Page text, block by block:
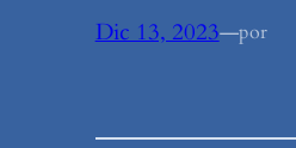
Dic 13, 2023—por